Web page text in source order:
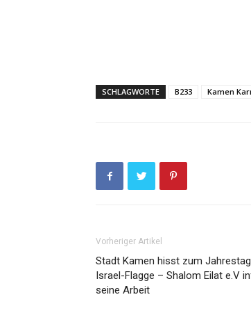
SCHLAGWORTE B233 Kamen
Vorheriger Artikel
Stadt Kamen hisst zum
Israel-Flagge – Shalom Eilat e.V
seine Arbeit